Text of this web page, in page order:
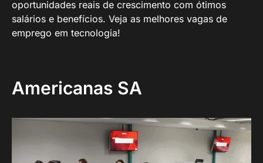
oportunidades reais de crescimento com ótimos
salários e benefícios. Veja as melhores vagas de
emprego em tecnologia!
Americanas SA